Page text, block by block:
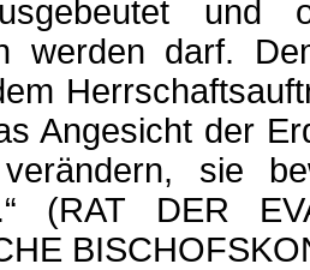
und
werden darf.
Angesicht der
sie
(RAT DER